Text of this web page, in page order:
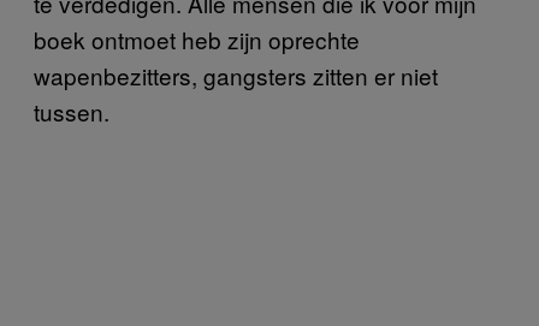
boek ontmoet heb zijn oprechte
wapenbezitters, gangsters zitten er niet
tussen.